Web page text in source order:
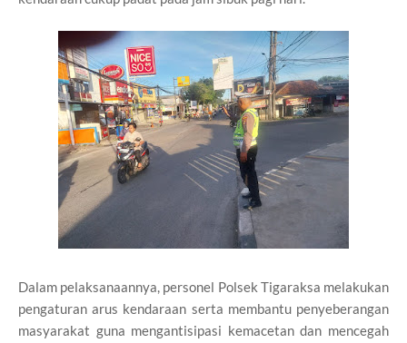
Dalam pelaksanaannya, personel Polsek Tigaraksa melakukan
pengaturan arus kendaraan serta membantu penyeberangan
masyarakat guna mengantisipasi kemacetan dan mencegah